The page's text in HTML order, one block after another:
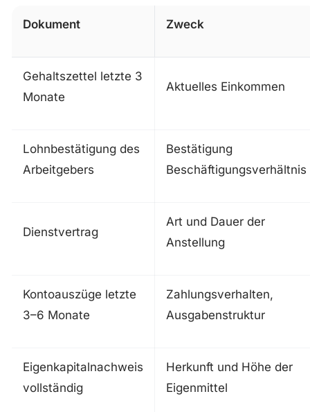
Dokument Zweck
Gehaltszettel letzte 3
Monate
Aktuelles Einkommen
Lohnbestätigung des
Arbeitgebers
Bestätigung
Beschäftigungsverhältnis
Dienstvertrag
Art und Dauer der
Anstellung
Kontoauszüge letzte
3–6 Monate
Zahlungsverhalten,
Ausgabenstruktur
Eigenkapitalnachweis
vollständig
Herkunft und Höhe der
Eigenmittel